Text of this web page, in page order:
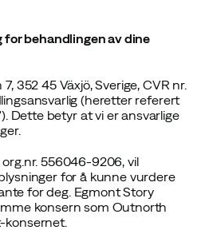
for behandlingen av dine
352 45 Växjö, Sverige, CVR nr.
(heretter referert
Dette betyr at vi er ansvarlige
556046-9206, vil
for å kunne vurdere
for deg. Egmont Story
konsern som Outnorth
konsernet.